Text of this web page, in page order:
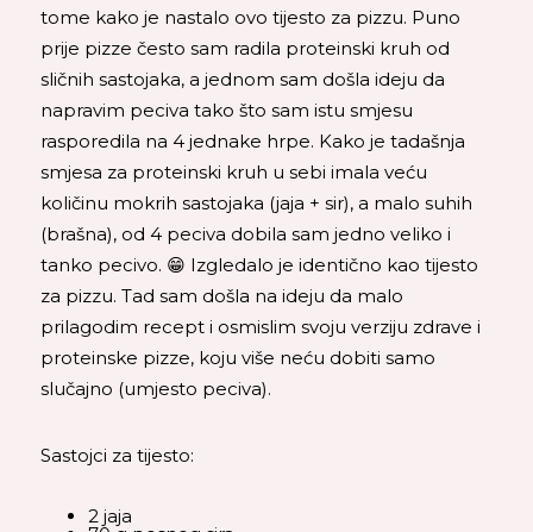
tome kako je nastalo ovo tijesto za pizzu. Puno
prije pizze često sam radila proteinski kruh od
sličnih sastojaka, a jednom sam došla ideju da
napravim peciva tako što sam istu smjesu
rasporedila na 4 jednake hrpe. Kako je tadašnja
smjesa za proteinski kruh u sebi imala veću
količinu mokrih sastojaka (jaja + sir), a malo suhih
(brašna), od 4 peciva dobila sam jedno veliko i
tanko pecivo. 😁 Izgledalo je identično kao tijesto
za pizzu. Tad sam došla na ideju da malo
prilagodim recept i osmislim svoju verziju zdrave i
proteinske pizze, koju više neću dobiti samo
slučajno (umjesto peciva).
Sastojci za tijesto:
2 jaja